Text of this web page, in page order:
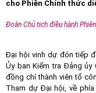
cho Phiên Chính thức
Đoàn Chủ tịch điều hành
Đại hội vinh dự đón tiếp
Ủy ban Kiểm tra Đảng
đồng chí thành viên tổ
Tham dự Đại hội, về